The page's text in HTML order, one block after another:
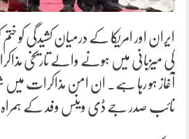
ایران اور امریکا کے درمیان کشیدگی کو
کی میزبانی میں ہونے والے تاریخی
آغاز ہو رہا ہے۔ ان امن مذاکرات
نائب صدر جے ڈی وینس وفد کے ہمراہ